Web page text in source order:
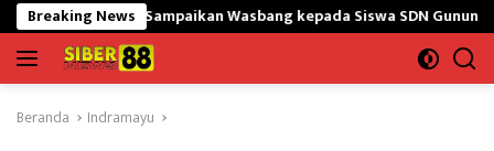
Langsung
ke
konten
Breaking NewsWasbang kepada Siswa SDN Gunung Susu
Beranda Indramayu